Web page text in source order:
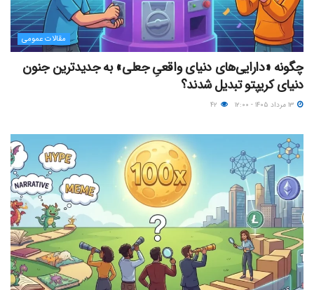
مقالات عمومی
چگونه «دارایی‌های دنیای واقعیِ جعلی» به جدیدترین جنون
دنیای کریپتو تبدیل شدند؟